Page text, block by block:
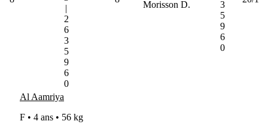
|
2
6
3
5
9
6
0
Morisson D.
3
5
9
6
0
Al Aamriya
F • 4 ans • 56 kg